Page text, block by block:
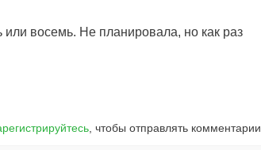
восемь. Не планировала, но как раз
, чтобы отправлять комментарии